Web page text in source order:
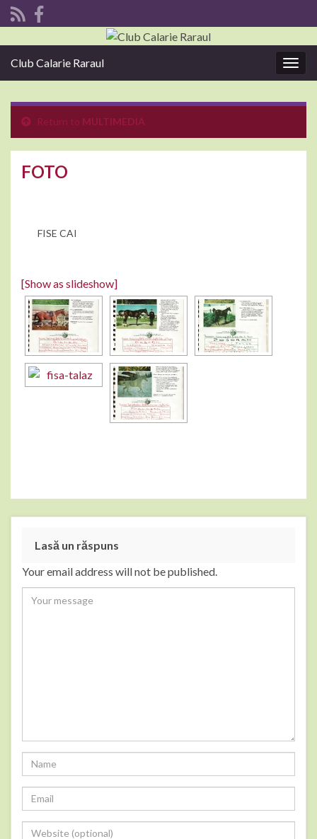
Club Calarie Raraul
Return to MULTIMEDIA
FOTO
FISE CAI
[Show as slideshow]
Lasă un răspuns
Your email address will not be published.